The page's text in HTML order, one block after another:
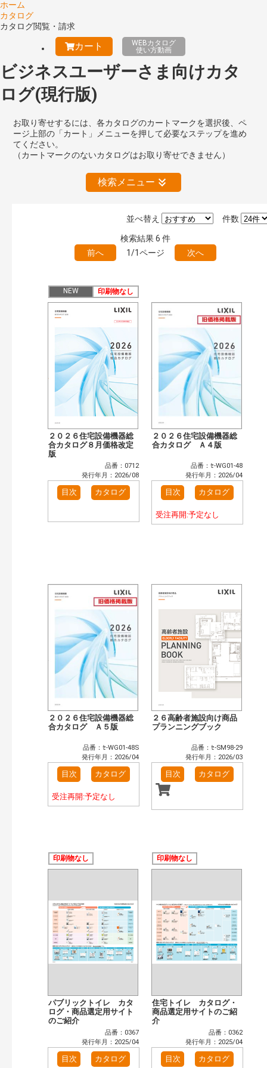
ホーム
カタログ
カタログ閲覧・請求
カート
WEBカタログ
使い方動画
ビジネスユーザーさま向けカタ
ログ(現行版)
お取り寄せするには、各カタログのカートマークを選択後、ペ
ージ上部の「カート」メニューを押して必要なステップを進め
てください。
（カートマークのないカタログはお取り寄せできません）
検索メニュー
絞り込みの解除
旧版（WEBカタログ）
キーワード検索（あいまい）
検 索
おすすめハッシュタグ
カタログ一覧＆使い方（2）
カテゴリー
窓・シャッター（102）
玄関ドア・引戸（39）
インテリア建材（48）
エクステリア（123）
タイル建材（36）
水まわり（6）
キッチン（37）
浴室（47）
洗面化粧室（31）
小型電気温水器（11）
水栓金具（46）
太陽光発電・屋根・外壁（90）
高性能住宅工法（55）
件数
並べ替え
検索結果6 件
前へ
1/1ページ 次へ
NEW 印刷物なし
２０２６住宅設備機器総
合カタログ８月価格改定
版
品番：0712
発行年月：2026/08
目次 カタログ
２０２６住宅設備機器総
合カタログ Ａ４版
品番：ｾ-WG01-48
発行年月：2026/04
目次 カタログ
受注再開:予定なし
２０２６住宅設備機器総
合カタログ Ａ５版
品番：ｾ-WG01-48S
発行年月：2026/04
目次 カタログ
受注再開:予定なし
２６高齢者施設向け商品
プランニングブック
品番：ｾ-SM98-29
発行年月：2026/03
目次 カタログ
印刷物なし
パブリックトイレ カタ
ログ・商品選定用サイト
のご紹介
品番：0367
発行年月：2025/04
目次 カタログ
印刷物なし
住宅トイレ カタログ・
商品選定用サイトのご紹
介
品番：0362
発行年月：2025/04
目次 カタログ